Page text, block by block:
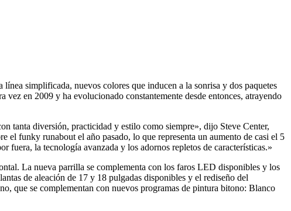
simplificada, nuevos colores que inducen a la sonrisa y dos paquetes
en 2009 y ha evolucionado constantemente desde entonces, atrayendo
tanta diversión, practicidad y estilo como siempre», dijo Steve Center,
funky runabout el año pasado, lo que representa un aumento de casi el 5
fuera, la tecnología avanzada y los adornos repletos de características.»
La nueva parrilla se complementa con los faros LED disponibles y los
de aleación de 17 y 18 pulgadas disponibles y el rediseño del
que se complementan con nuevos programas de pintura bitono: Blanco